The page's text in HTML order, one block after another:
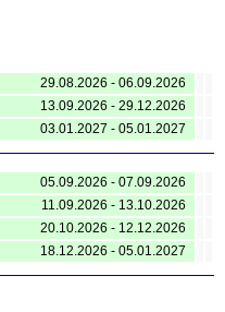
29.08.2026 - 06.09.2026
13.09.2026 - 29.12.2026
03.01.2027 - 05.01.2027
05.09.2026 - 07.09.2026
11.09.2026 - 13.10.2026
20.10.2026 - 12.12.2026
18.12.2026 - 05.01.2027